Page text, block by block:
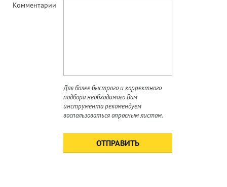
Отправляя нам сообщение, вы подтверждаете
согласие на обработку персональных данных.
Комментарии
Для более быстрого и корректного
подбора необходимого Вам
инструмента рекомендуем
воспользоваться опросным листом.